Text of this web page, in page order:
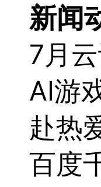
新闻
7月
AI游
赴热
百度